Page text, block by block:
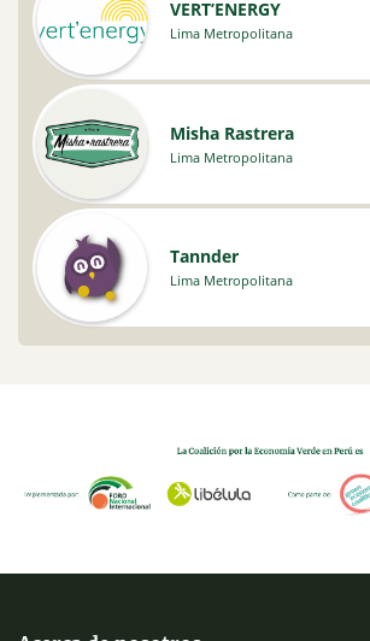
VERT’ENERGY
Lima Metropolitana
Misha Rastrera
Lima Metropolitana
Tannder
Lima Metropolitana